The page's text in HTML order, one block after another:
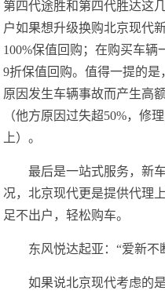
第四代途胜和第四代胜达这
户如果想升级换购北京现代
100%保值回购；在购买车
9折保值回购。值得一提的
原因发生车辆事故而产生高
（他方原因过失超50%，修
上）。
最后是一站式服务，新
况，北京现代更是提供代理
足不出户，轻松购车。
东风悦达起亚：“爱新不
如果说北京现代考虑的